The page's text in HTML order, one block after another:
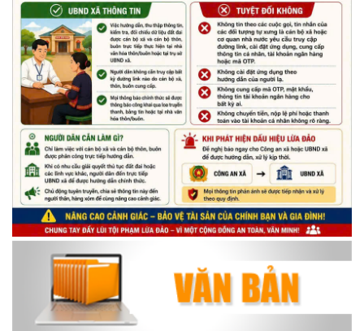
Chương trình đối thoại giữa lãnh đạo UBND xã với thanh niên,
thiếu nhi trên địa bàn xã năm 2026
(14/05/2026)
Chương trình kỷ niệm 85 năm ngày thành lập Đội TNTP Hồ Chí
Minh (15/05/1941 – 15/05/2026) và kỷ niệm 136 năm ngày
sinh Chủ tịch Hồ Chí Minh (19/05/1890 – 19/05/2026).
(14/05/2026)
Thông báo tiếp nhận phản ánh, kiến nghị về quy định thủ tục
hành chính
Thông báo về thực hiện Luật tương trợ tư pháp về dân sự và
các văn bản quy định chi tiết, hướng dẫn thi hành
(04/08/2026)